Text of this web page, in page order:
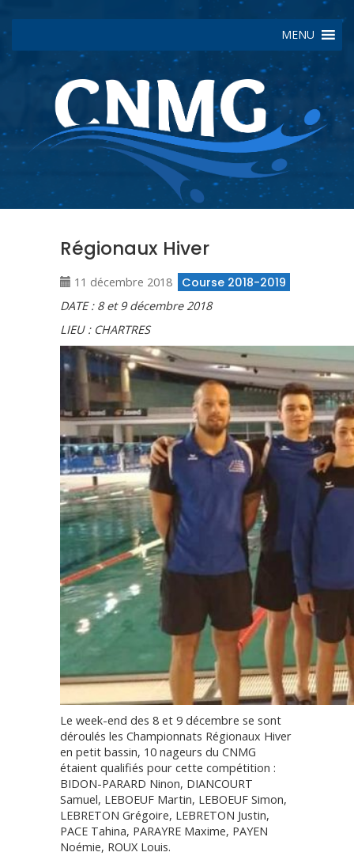
MENU
Régionaux Hiver
11 décembre 2018 Course 2018-2019
DATE : 8 et 9 décembre 2018
LIEU : CHARTRES
Le week-end des 8 et 9 décembre se sont
déroulés les Championnats Régionaux Hiver
en petit bassin, 10 nageurs du CNMG
étaient qualifiés pour cette compétition :
BIDON-PARARD Ninon, DIANCOURT
Samuel, LEBOEUF Martin, LEBOEUF Simon,
LEBRETON Grégoire, LEBRETON Justin,
PACE Tahina, PARAYRE Maxime, PAYEN
Noémie, ROUX Louis.